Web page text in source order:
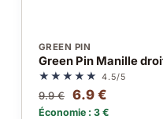
GREEN PIN
Green Pin Manille
★★★★★ 4.5/5
9.9 € 6.9 €
Économie : 3 €